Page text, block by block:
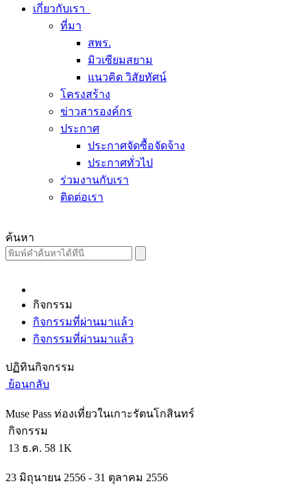
เกี่ยวกับเรา
ที่มา
สพร.
มิวเซียมสยาม
แนวคิด วิสัยทัศน์
โครงสร้าง
ข่าวสารองค์กร
ประกาศ
ประกาศจัดซื้อจัดจ้าง
ประกาศทั่วไป
ร่วมงานกับเรา
ติดต่อเรา
ค้นหา
กิจกรรม
กิจกรรมที่ผ่านมาแล้ว
กิจกรรมที่ผ่านมาแล้ว
ปฏิทินกิจกรรม
ย้อนกลับ
Muse Pass ท่องเที่ยวในเกาะรัตนโกสินทร์
กิจกรรม
13 ธ.ค. 58 1K
23 มิถุนายน 2556 - 31 ตุลาคม 2556